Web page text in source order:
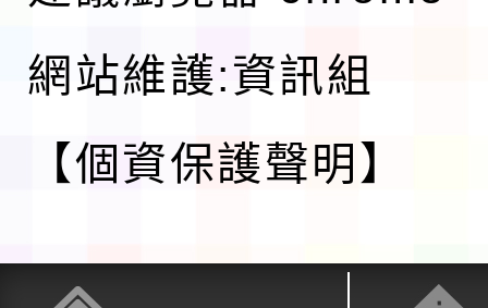
網站維護:資訊組
【個資保護聲明】